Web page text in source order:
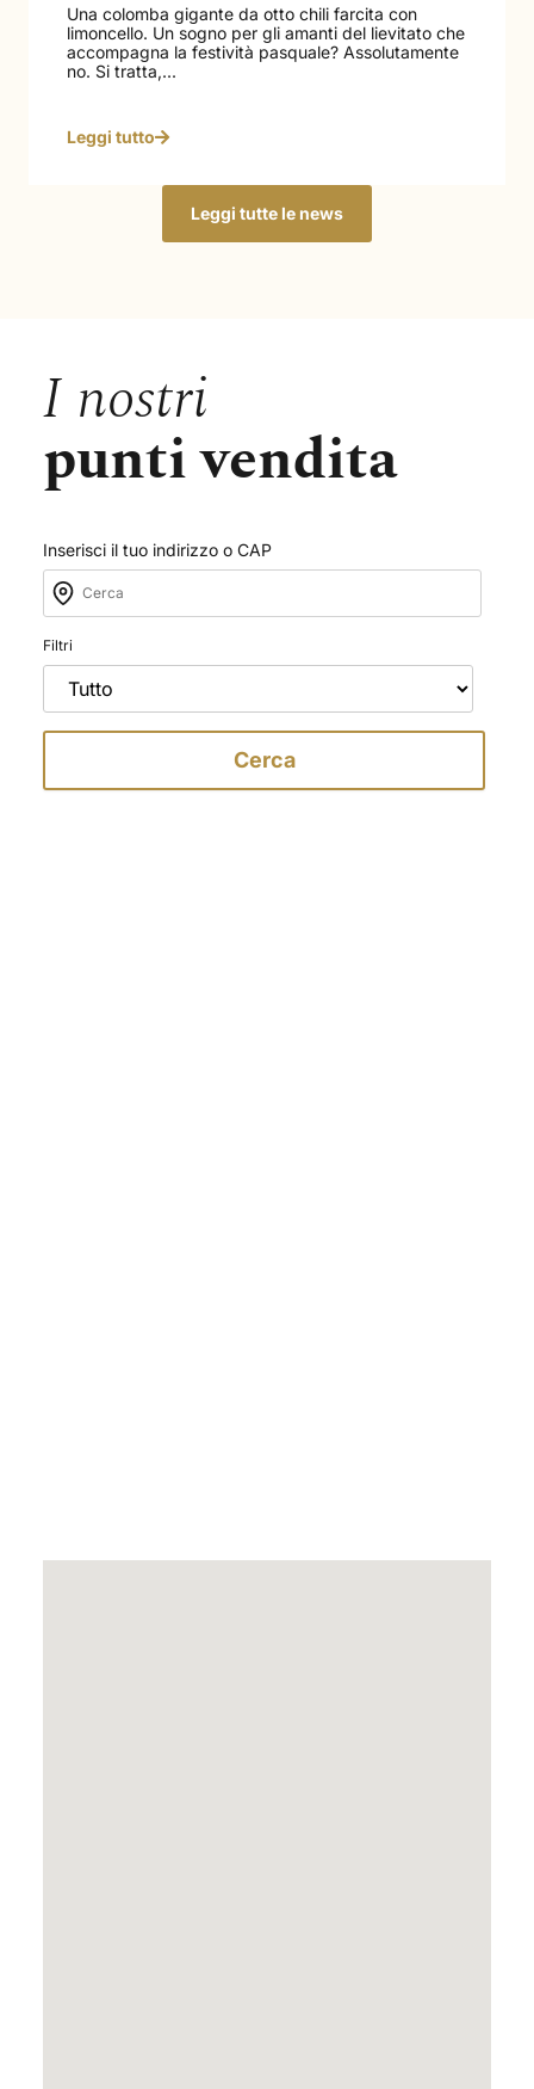
Una colomba gigante da otto chili farcita con
limoncello. Un sogno per gli amanti del lievitato che
accompagna la festività pasquale? Assolutamente
no. Si tratta,...
Leggi tutto
Leggi tutte le news
I nostri
punti vendita
Inserisci il tuo indirizzo o CAP
Filtri